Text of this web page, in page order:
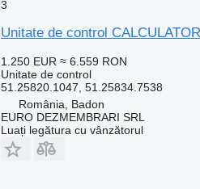
3
Unitate de control
1.250 EUR ≈ 6.559 RON
Unitate de control
51.25820.1047, 51.25834.7538
România, Badon
EURO DEZMEMBRARI SRL
Luați legătura cu vânzătorul